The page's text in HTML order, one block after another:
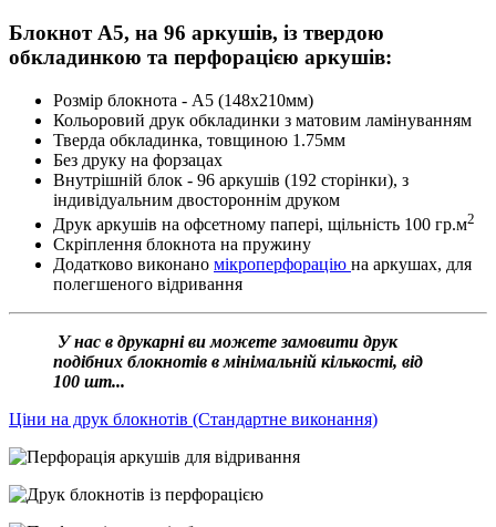
Блокнот А5, на 96 аркушів, із твердою
обкладинкою та перфорацією аркушів:
Розмір блокнота - А5 (148х210мм)
Кольоровий друк обкладинки з матовим ламінуванням
Тверда обкладинка, товщиною 1.75мм
Без друку на форзацах
Внутрішній блок - 96 аркушів (192 сторінки), з
індивідуальним двостороннім друком
Друк аркушів на офсетному папері, щільність 100 гр.м2
Скріплення блокнота на пружину
Додатково виконано мікроперфорацію на аркушах, для
полегшеного відривання
У нас в друкарні ви можете замовити друк
подібних блокнотів в мінімальній кількості, від
100 шт...
Ціни на друк блокнотів (Стандартне виконання)